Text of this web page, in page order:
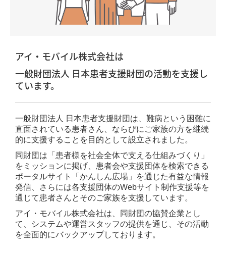
GOGOジョブPLUS
会社概要
当社の強み
販売・制作パートナー募集
Smartpage販売店募集
業務委託クリエイター募集
採用情報
サービス・お役立ち資料請求
アイ・モバイル株式会社は
一般財団法人 日本患者支援財団の活動を支援し
ています。
一般財団法人 日本患者支援財団は、難病という困難に
直面されている患者さん、ならびにご家族の方を継続
的に支援することを目的として設立されました。
同財団は「患者様を社会全体で支える仕組みづくり」
をミッションに掲げ、患者会や支援団体を検索できる
ポータルサイト「かんしん広場」を通じた有益な情報
発信、さらには各支援団体のWebサイト制作支援等を
通じて患者さんとそのご家族を支援しています。
アイ・モバイル株式会社は、同財団の協賛企業とし
て、システムや運営スタッフの提供を通じ、その活動
を全面的にバックアップしております。